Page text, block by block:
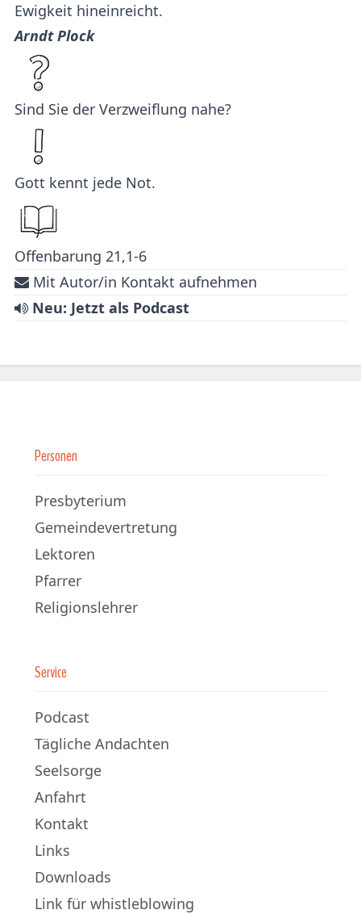
Ewigkeit hineinreicht.
Arndt Plock
Sind Sie der Verzweiflung nahe?
Gott kennt jede Not.
Offenbarung 21,1-6
Mit Autor/in Kontakt aufnehmen
Neu: Jetzt als Podcast
Personen
Presbyterium
Gemeindevertretung
Lektoren
Pfarrer
Religionslehrer
Service
Podcast
Tägliche Andachten
Seelsorge
Anfahrt
Kontakt
Links
Downloads
Link für whistleblowing